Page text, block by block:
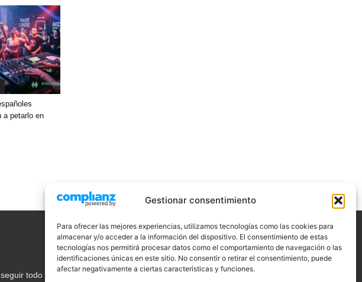
Gestionar consentimiento
Para ofrecer las mejores experiencias, utilizamos tecnologías como las cookies para
almacenar y/o acceder a la información del dispositivo. El consentimiento de estas
tecnologías nos permitirá procesar datos como el comportamiento de navegación o las
identificaciones únicas en este sitio. No consentir o retirar el consentimiento, puede
afectar negativamente a ciertas características y funciones.
a petarlo en
todo lo
SÍGUENOS